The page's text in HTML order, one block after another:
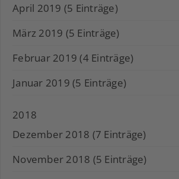
April 2019 (5 Einträge)
März 2019 (5 Einträge)
Februar 2019 (4 Einträge)
Januar 2019 (5 Einträge)
2018
Dezember 2018 (7 Einträge)
November 2018 (5 Einträge)